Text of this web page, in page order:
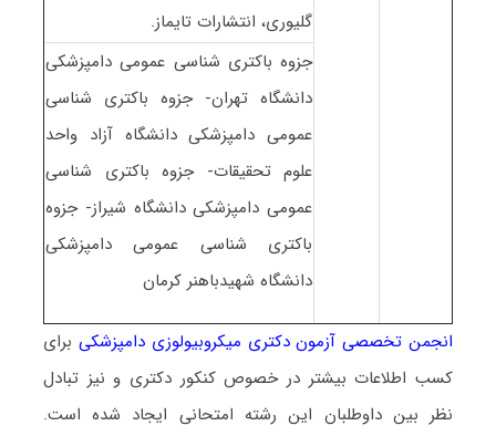
گلیوری، انتشارات تایماز.
جزوه باکتری شناسی عمومی دامپزشکی
دانشگاه تهران- جزوه باکتری شناسی
عمومی دامپزشکی دانشگاه آزاد واحد
علوم تحقیقات- جزوه باکتری شناسی
عمومی دامپزشکی دانشگاه شیراز- جزوه
باکتری شناسی عمومی دامپزشکی
دانشگاه شهیدباهنر کرمان
انجمن تخصصی آزمون دکتری میکروبیولوزی دامپزشکی برای
کسب اطلاعات بیشتر در خصوص کنکور دکتری و نیز تبادل
نظر بین داوطلبان این رشته امتحانی ایجاد شده است.